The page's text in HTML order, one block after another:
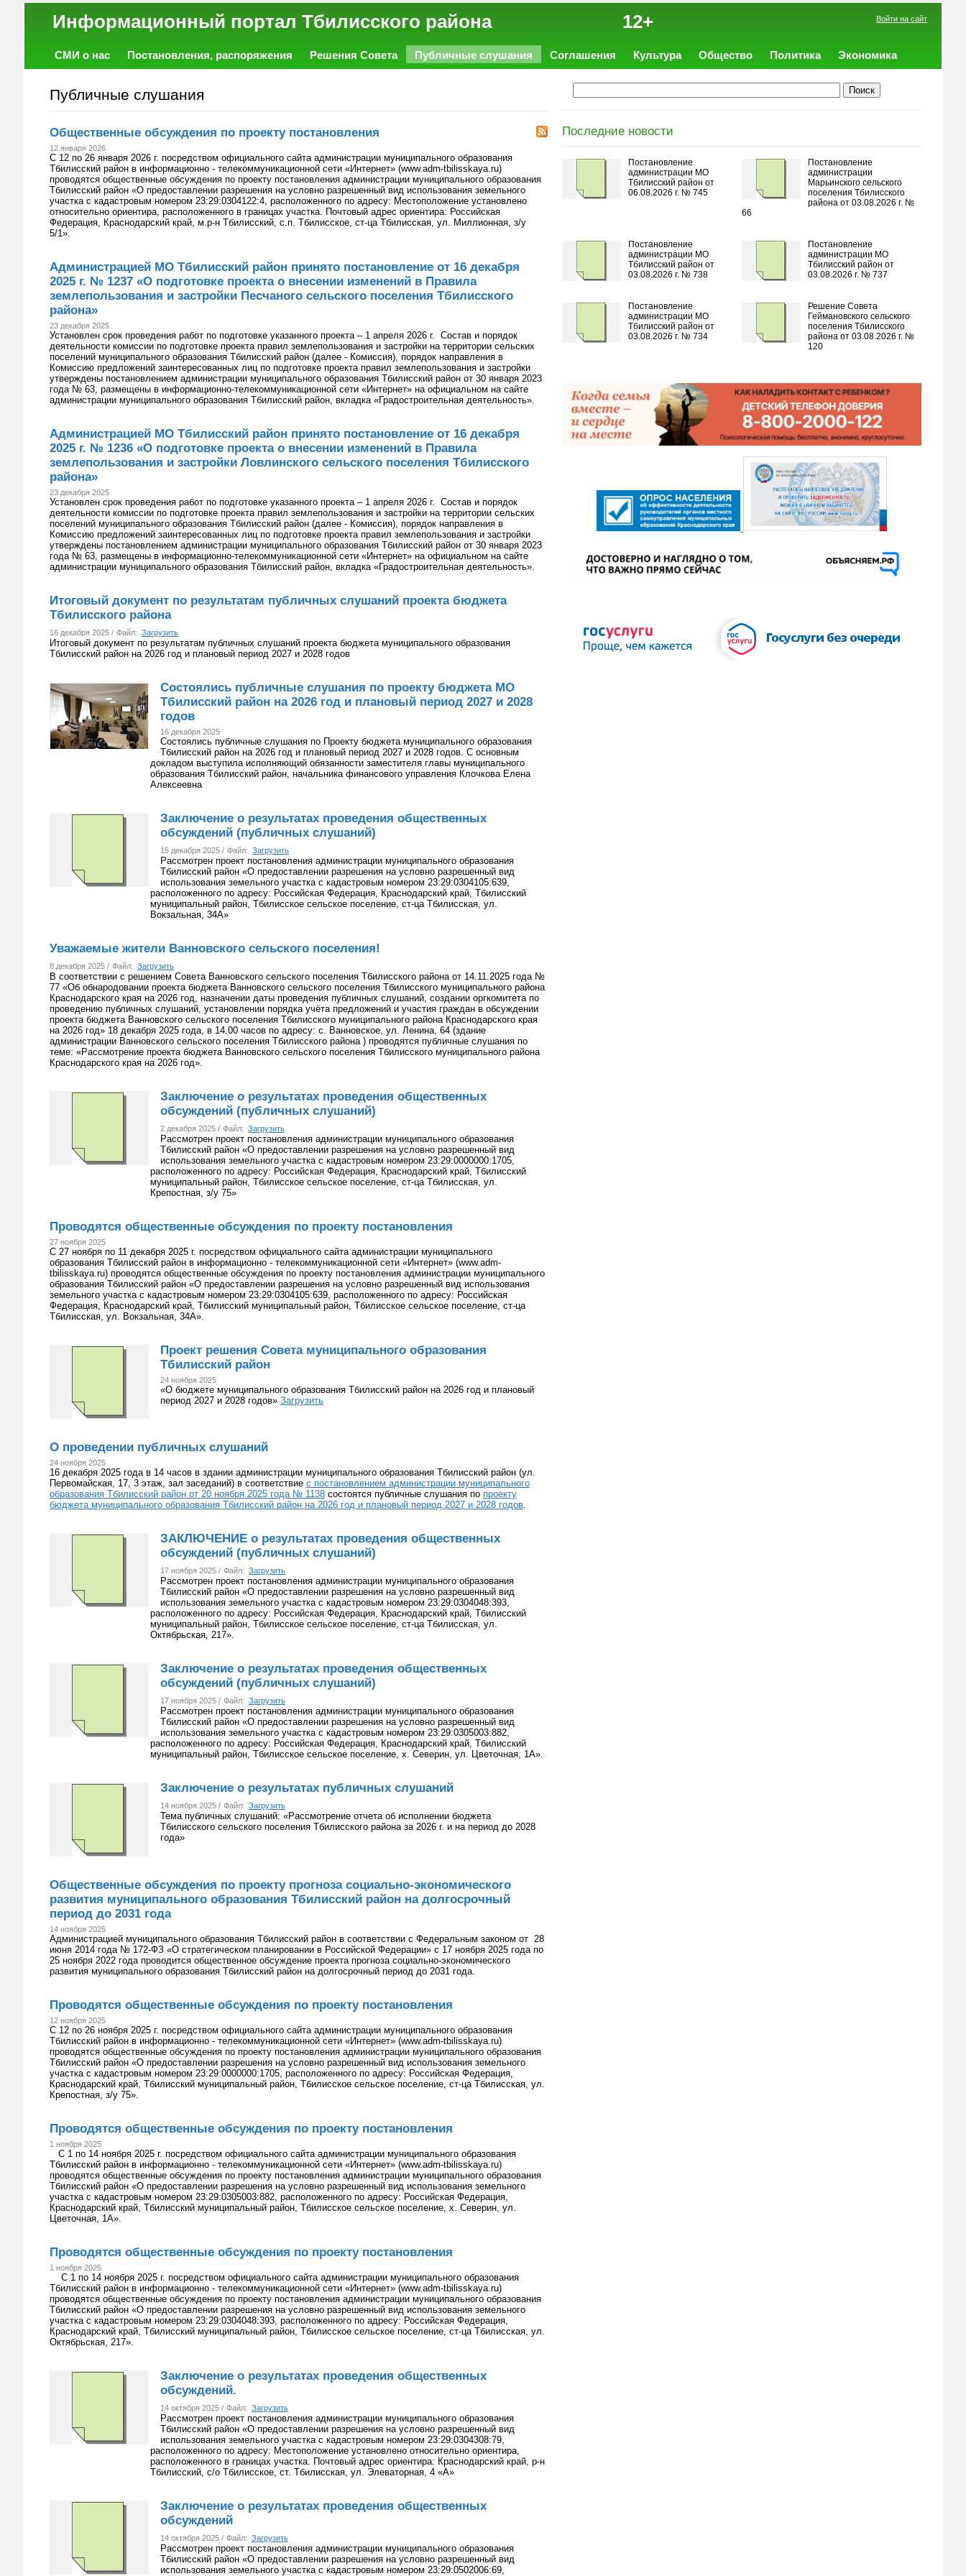
Информационный портал Тбилисского района 12+ Войти на сайт
СМИ о нас Постановления, распоряжения Решения Совета Публичные слушания Соглашения Культура Общество Политика
Экономика
Публичные слушания
Общественные обсуждения по проекту постановления
12 января 2026
С 12 по 26 января 2026 г. посредством официального сайта администрации муниципального образования
Тбилисский район в информационно - телекоммуникационной сети «Интернет» (www.adm-tbilisskaya.ru)
проводятся общественные обсуждения по проекту постановления администрации муниципального образования
Тбилисский район «О предоставлении разрешения на условно разрешенный вид использования земельного
участка с кадастровым номером 23:29:0304122:4, расположенного по адресу: Местоположение установлено
относительно ориентира, расположенного в границах участка. Почтовый адрес ориентира: Российская
Федерация, Краснодарский край, м.р-н Тбилисский, с.п. Тбилисское, ст-ца Тбилисская, ул. Миллионная, з/у
5/1».
Администрацией МО Тбилисский район принято постановление от 16 декабря
2025 г. № 1237 «О подготовке проекта о внесении изменений в Правила
землепользования и застройки Песчаного сельского поселения Тбилисского
района»
23 декабря 2025
Установлен срок проведения работ по подготовке указанного проекта – 1 апреля 2026 г. Состав и порядок
деятельности комиссии по подготовке проекта правил землепользования и застройки на территории сельских
поселений муниципального образования Тбилисский район (далее - Комиссия), порядок направления в
Комиссию предложений заинтересованных лиц по подготовке проекта правил землепользования и застройки
утверждены постановлением администрации муниципального образования Тбилисский район от 30 января 2023
года № 63, размещены в информационно-телекоммуникационной сети «Интернет» на официальном на сайте
администрации муниципального образования Тбилисский район, вкладка «Градостроительная деятельность».
Администрацией МО Тбилисский район принято постановление от 16 декабря
2025 г. № 1236 «О подготовке проекта о внесении изменений в Правила
землепользования и застройки Ловлинского сельского поселения Тбилисского
района»
23 декабря 2025
Установлен срок проведения работ по подготовке указанного проекта – 1 апреля 2026 г. Состав и порядок
деятельности комиссии по подготовке проекта правил землепользования и застройки на территории сельских
поселений муниципального образования Тбилисский район (далее - Комиссия), порядок направления в
Комиссию предложений заинтересованных лиц по подготовке проекта правил землепользования и застройки
утверждены постановлением администрации муниципального образования Тбилисский район от 30 января 2023
года № 63, размещены в информационно-телекоммуникационной сети «Интернет» на официальном на сайте
администрации муниципального образования Тбилисский район, вкладка «Градостроительная деятельность».
Итоговый документ по результатам публичных слушаний проекта бюджета
Тбилисского района
16 декабря 2025 / Файл: Загрузить
Итоговый документ по результатам публичных слушаний проекта бюджета муниципального образования
Тбилисский район на 2026 год и плановый период 2027 и 2028 годов
Состоялись публичные слушания по проекту бюджета МО
Тбилисский район на 2026 год и плановый период 2027 и 2028
годов
16 декабря 2025
Состоялись публичные слушания по Проекту бюджета муниципального образования
Тбилисский район на 2026 год и плановый период 2027 и 2028 годов. С основным
докладом выступила исполняющий обязанности заместителя главы муниципального
образования Тбилисский район, начальника финансового управления Клочкова Елена
Алексеевна
Заключение о результатах проведения общественных
обсуждений (публичных слушаний)
15 декабря 2025 / Файл: Загрузить
Рассмотрен проект постановления администрации муниципального образования
Тбилисский район «О предоставлении разрешения на условно разрешенный вид
использования земельного участка с кадастровым номером 23:29:0304105:639,
расположенного по адресу: Российская Федерация, Краснодарский край, Тбилисский
муниципальный район, Тбилисское сельское поселение, ст-ца Тбилисская, ул.
Вокзальная, 34А»
Уважаемые жители Ванновского сельского поселения!
8 декабря 2025 / Файл: Загрузить
В соответствии с решением Совета Ванновского сельского поселения Тбилисского района от 14.11.2025 года №
77 «Об обнародовании проекта бюджета Ванновского сельского поселения Тбилисского муниципального района
Краснодарского края на 2026 год, назначении даты проведения публичных слушаний, создании оргкомитета по
проведению публичных слушаний, установлении порядка учёта предложений и участия граждан в обсуждении
проекта бюджета Ванновского сельского поселения Тбилисского муниципального района Краснодарского края
на 2026 год» 18 декабря 2025 года, в 14.00 часов по адресу: с. Ванновское, ул. Ленина, 64 (здание
администрации Ванновского сельского поселения Тбилисского района ) проводятся публичные слушания по
теме: «Рассмотрение проекта бюджета Ванновского сельского поселения Тбилисского муниципального района
Краснодарского края на 2026 год».
Заключение о результатах проведения общественных
обсуждений (публичных слушаний)
2 декабря 2025 / Файл: Загрузить
Рассмотрен проект постановления администрации муниципального образования
Тбилисский район «О предоставлении разрешения на условно разрешенный вид
использования земельного участка с кадастровым номером 23:29:0000000:1705,
расположенного по адресу: Российская Федерация, Краснодарский край, Тбилисский
муниципальный район, Тбилисское сельское поселение, ст-ца Тбилисская, ул.
Крепостная, з/у 75»
Проводятся общественные обсуждения по проекту постановления
27 ноября 2025
С 27 ноября по 11 декабря 2025 г. посредством официального сайта администрации муниципального
образования Тбилисский район в информационно - телекоммуникационной сети «Интернет» (www.adm-
tbilisskaya.ru) проводятся общественные обсуждения по проекту постановления администрации муниципального
образования Тбилисский район «О предоставлении разрешения на условно разрешенный вид использования
земельного участка с кадастровым номером 23:29:0304105:639, расположенного по адресу: Российская
Федерация, Краснодарский край, Тбилисский муниципальный район, Тбилисское сельское поселение, ст-ца
Тбилисская, ул. Вокзальная, 34А».
Проект решения Совета муниципального образования
Тбилисский район
24 ноября 2025
«О бюджете муниципального образования Тбилисский район на 2026 год и плановый
период 2027 и 2028 годов» Загрузить
О проведении публичных слушаний
24 ноября 2025
16 декабря 2025 года в 14 часов в здании администрации муниципального образования Тбилисский район (ул.
Первомайская, 17, 3 этаж, зал заседаний) в соответствие с постановлением администрации муниципального
образования Тбилисский район от 20 ноября 2025 года № 1138 состоятся публичные слушания по проекту
бюджета муниципального образования Тбилисский район на 2026 год и плановый период 2027 и 2028 годов.
ЗАКЛЮЧЕНИЕ о результатах проведения общественных
обсуждений (публичных слушаний)
17 ноября 2025 / Файл: Загрузить
Рассмотрен проект постановления администрации муниципального образования
Тбилисский район «О предоставлении разрешения на условно разрешенный вид
использования земельного участка с кадастровым номером 23:29:0304048:393,
расположенного по адресу: Российская Федерация, Краснодарский край, Тбилисский
муниципальный район, Тбилисское сельское поселение, ст-ца Тбилисская, ул.
Октябрьская, 217».
Заключение о результатах проведения общественных
обсуждений (публичных слушаний)
17 ноября 2025 / Файл: Загрузить
Рассмотрен проект постановления администрации муниципального образования
Тбилисский район «О предоставлении разрешения на условно разрешенный вид
использования земельного участка с кадастровым номером 23:29:0305003:882,
расположенного по адресу: Российская Федерация, Краснодарский край, Тбилисский
муниципальный район, Тбилисское сельское поселение, х. Северин, ул. Цветочная, 1А».
Заключение о результатах публичных слушаний
14 ноября 2025 / Файл: Загрузить
Тема публичных слушаний: «Рассмотрение отчета об исполнении бюджета
Тбилисского сельского поселения Тбилисского района за 2026 г. и на период до 2028
года»
Общественные обсуждения по проекту прогноза социально-экономического
развития муниципального образования Тбилисский район на долгосрочный
период до 2031 года
14 ноября 2025
Администрацией муниципального образования Тбилисский район в соответствии с Федеральным законом от 28
июня 2014 года № 172-ФЗ «О стратегическом планировании в Российской Федерации» с 17 ноября 2025 года по
25 ноября 2022 года проводится общественное обсуждение проекта прогноза социально-экономического
развития муниципального образования Тбилисский район на долгосрочный период до 2031 года.
Проводятся общественные обсуждения по проекту постановления
12 ноября 2025
С 12 по 26 ноября 2025 г. посредством официального сайта администрации муниципального образования
Тбилисский район в информационно - телекоммуникационной сети «Интернет» (www.adm-tbilisskaya.ru)
проводятся общественные обсуждения по проекту постановления администрации муниципального образования
Тбилисский район «О предоставлении разрешения на условно разрешенный вид использования земельного
участка с кадастровым номером 23:29:0000000:1705, расположенного по адресу: Российская Федерация,
Краснодарский край, Тбилисский муниципальный район, Тбилисское сельское поселение, ст-ца Тбилисская, ул.
Крепостная, з/у 75».
Проводятся общественные обсуждения по проекту постановления
1 ноября 2025
С 1 по 14 ноября 2025 г. посредством официального сайта администрации муниципального образования
Тбилисский район в информационно - телекоммуникационной сети «Интернет» (www.adm-tbilisskaya.ru)
проводятся общественные обсуждения по проекту постановления администрации муниципального образования
Тбилисский район «О предоставлении разрешения на условно разрешенный вид использования земельного
участка с кадастровым номером 23:29:0305003:882, расположенного по адресу: Российская Федерация,
Краснодарский край, Тбилисский муниципальный район, Тбилисское сельское поселение, х. Северин, ул.
Цветочная, 1А».
Проводятся общественные обсуждения по проекту постановления
1 ноября 2025
С 1 по 14 ноября 2025 г. посредством официального сайта администрации муниципального образования
Тбилисский район в информационно - телекоммуникационной сети «Интернет» (www.adm-tbilisskaya.ru)
проводятся общественные обсуждения по проекту постановления администрации муниципального образования
Тбилисский район «О предоставлении разрешения на условно разрешенный вид использования земельного
участка с кадастровым номером 23:29:0304048:393, расположенного по адресу: Российская Федерация,
Краснодарский край, Тбилисский муниципальный район, Тбилисское сельское поселение, ст-ца Тбилисская, ул.
Октябрьская, 217».
Заключение о результатах проведения общественных
обсуждений.
14 октября 2025 / Файл: Загрузить
Рассмотрен проект постановления администрации муниципального образования
Тбилисский район «О предоставлении разрешения на условно разрешенный вид
использования земельного участка с кадастровым номером 23:29:0304308:79,
расположенного по адресу: Местоположение установлено относительно ориентира,
расположенного в границах участка. Почтовый адрес ориентира: Краснодарский край, р-н
Тбилисский, с/о Тбилисское, ст. Тбилисская, ул. Элеваторная, 4 «А»
Заключение о результатах проведения общественных
обсуждений
14 октября 2025 / Файл: Загрузить
Рассмотрен проект постановления администрации муниципального образования
Тбилисский район «О предоставлении разрешения на условно разрешенный вид
использования земельного участка с кадастровым номером 23:29:0502006:69,
Последние новости
Постановление
администрации МО
Тбилисский район от
06.08.2026 г. № 745
Постановление
администрации
Марьинского сельского
поселения Тбилисского
района от 03.08.2026 г. №
66
Постановление
администрации МО
Тбилисский район от
03.08.2026 г. № 738
Постановление
администрации МО
Тбилисский район от
03.08.2026 г. № 737
Постановление
администрации МО
Тбилисский район от
03.08.2026 г. № 734
Решение Совета
Геймановского сельского
поселения Тбилисского
района от 03.08.2026 г. №
120